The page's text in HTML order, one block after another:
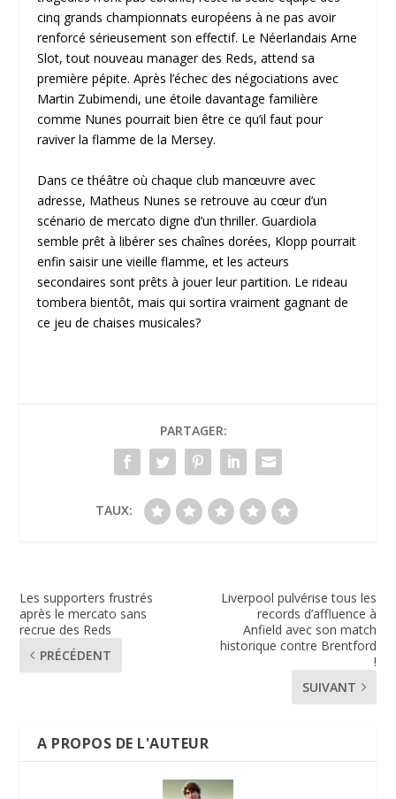
cinq grands championnats européens à ne pas avoir
renforcé sérieusement son effectif. Le Néerlandais Arne
Slot, tout nouveau manager des Reds, attend sa
première pépite. Après l’échec des négociations avec
Martin Zubimendi, une étoile davantage familière
comme Nunes pourrait bien être ce qu’il faut pour
raviver la flamme de la Mersey.
Dans ce théâtre où chaque club manœuvre avec
adresse, Matheus Nunes se retrouve au cœur d’un
scénario de mercato digne d’un thriller. Guardiola
semble prêt à libérer ses chaînes dorées, Klopp pourrait
enfin saisir une vieille flamme, et les acteurs
secondaires sont prêts à jouer leur partition. Le rideau
tombera bientôt, mais qui sortira vraiment gagnant de
ce jeu de chaises musicales?
PARTAGER:
TAUX:
Les supporters frustrés
après le mercato sans
recrue des Reds
PRÉCÉDENT
Liverpool pulvérise tous les
records d’affluence à
Anfield avec son match
historique contre Brentford
!
SUIVANT
A PROPOS DE L'AUTEUR